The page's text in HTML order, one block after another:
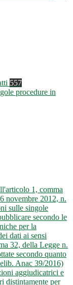
557
procedure in
1, comma
novembre 2012, n.
sulle singole
secondo le
per la
dati ai sensi
32, della Legge n.
secondo quanto
Anac 39/2016)
aggiudicatrici e
distintamente per